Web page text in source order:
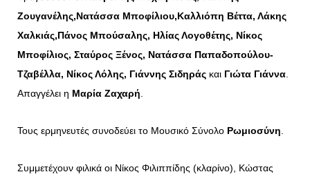
Ζουγανέλης,Νατάσσα Μποφίλιου,Καλλιόπη Βέττα, Λάκης
Χαλκιάς,Πάνος Μπούσαλης, Ηλίας Λογοθέτης, Νίκος
Μποφίλιος, Σταύρος Ξένος, Νατάσσα Παπαδοπούλου-
Τζαβέλλα, Νίκος Λόλης, Γιάννης Σιδηράς και Γιώτα Γιάννα
Απαγγέλει η Μαρία Ζαχαρή
Τους ερμηνευτές συνοδεύει το Μουσικό Σύνολο Ρωμιοσύνη
Συμμετέχουν φιλικά οι Νίκος Φιλιππίδης (κλαρίνο), Κώστας